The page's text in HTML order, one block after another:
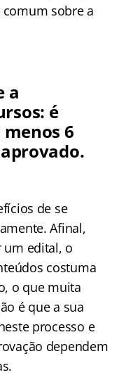
sobre a
a
é
6
de se
Afinal,
um edital, o
costuma
o que muita
é que a sua
processo e
dependem